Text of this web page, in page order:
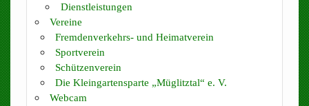
Dienstleistungen
Vereine
Fremdenverkehrs- und Heimatverein
Sportverein
Schützenverein
Die Kleingartensparte „Müglitztal“ e. V.
Webcam